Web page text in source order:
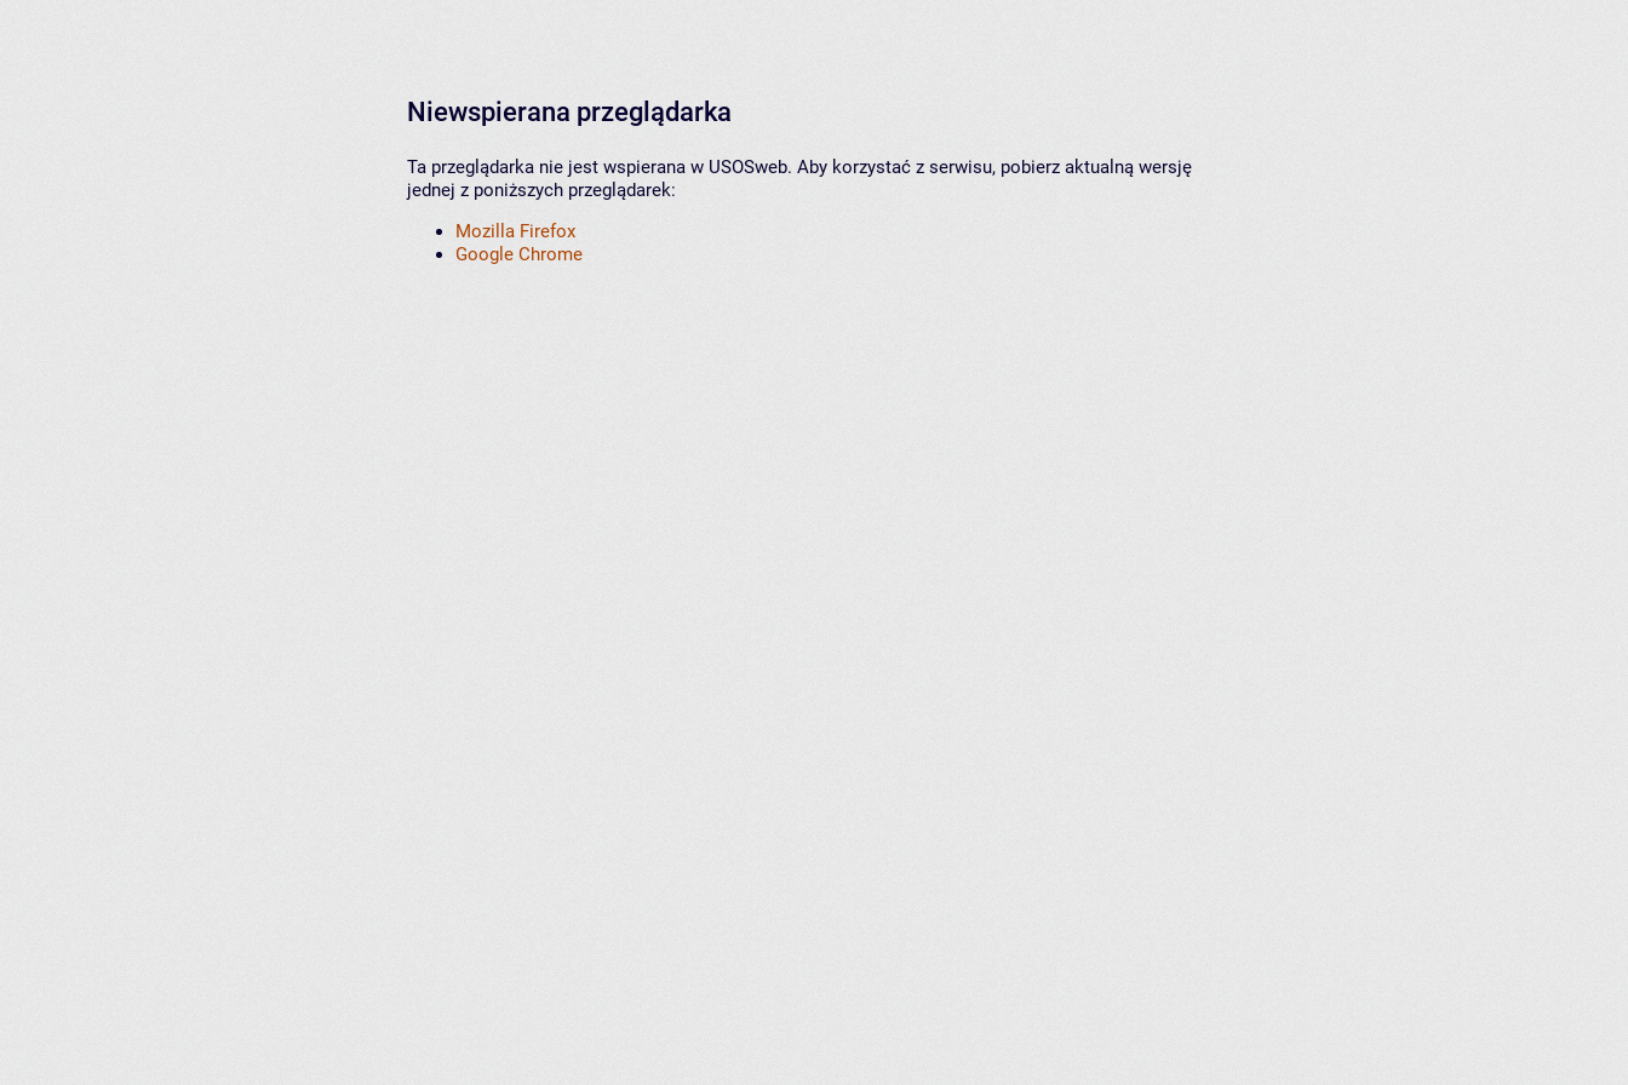
Niewspierana przeglądarka
Ta przeglądarka nie jest wspierana w USOSweb. Aby korzystać z serwisu, pobierz aktualną wersję
jednej z poniższych przeglądarek:
Mozilla Firefox
Google Chrome